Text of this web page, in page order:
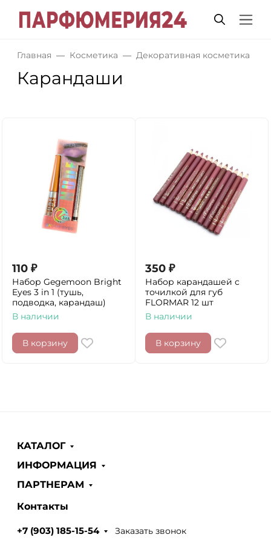
Главная Косметика Декоративная косметика
Карандаши
110 ₽
Набор Gegemoon Bright
Eyes 3 in 1 (тушь,
подводка, карандаш)
В наличии
В корзину
350 ₽
Набор карандашей с
точилкой для губ
FLORMAR 12 шт
В наличии
В корзину
КАТАЛОГ
ИНФОРМАЦИЯ
ПАРТНЕРАМ
Контакты
+7 (903) 185-15-54 Заказать звонок